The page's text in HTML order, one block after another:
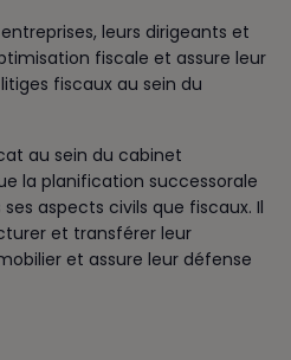
leurs dirigeants et
fiscale et assure leur
fiscaux au sein du
au sein du cabinet
la planification successorale
aspects civils que fiscaux. Il
et transférer leur
et assure leur défense